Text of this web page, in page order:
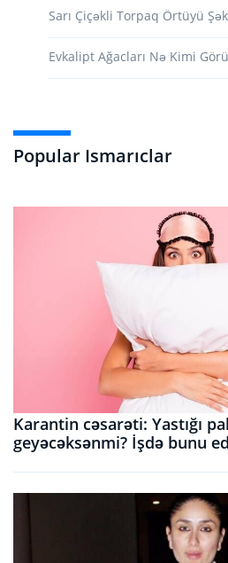
Sarı Çiçəkli Torpaq Örtüyü
Evkalipt Ağacları Nə Kimi
Popular Ismarıclar
Karantin cəsarəti: Yastığı
geyəcəksənmi? İşdə bunu